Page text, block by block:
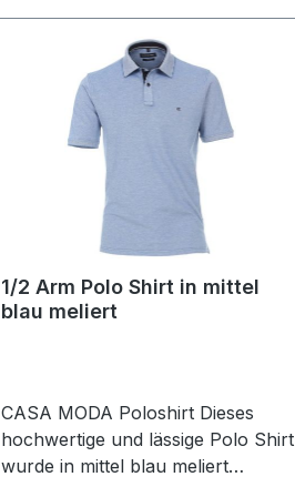
1/2 Arm Polo Shirt in mittel
blau meliert
CASA MODA Poloshirt Dieses
hochwertige und lässige Polo Shirt
wurde in mittel blau meliert